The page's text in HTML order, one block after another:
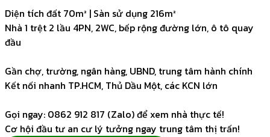
Diện tích đất 70m² | Sàn sử dụng 216m²
Nhà 1 trệt 2 lầu 4PN, 2WC, bếp rộng đường lớn, ô tô quay
đầu
Gần chợ, trường, ngân hàng, UBND, trung tâm hành chính
Kết nối nhanh TP.HCM, Thủ Dầu Một, các KCN lớn
Gọi ngay: 0862 912 817 (Zalo) để xem nhà thực tế!
Cơ hội đầu tư an cư lý tưởng ngay trung tâm thị trấn!